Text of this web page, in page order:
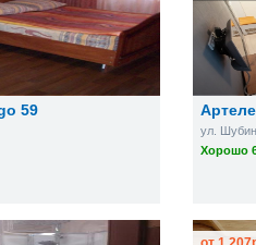
59
ул.
Хорошо